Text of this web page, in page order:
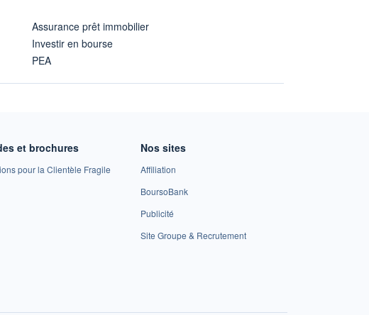
Assurance prêt immobilier
Investir en bourse
PEA
et brochures
pour la Clientèle Fragile
Nos sites
Affiliation
BoursoBank
Publicité
Site Groupe & Recrutement